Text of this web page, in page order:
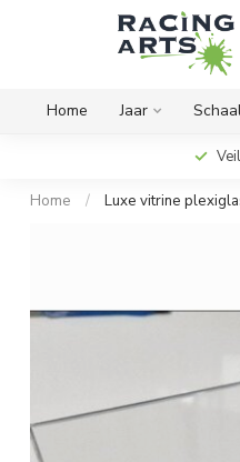
Home Jaar
Home / Luxe vitrine